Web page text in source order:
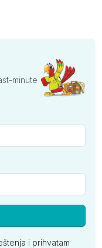
minute
i prihvatam